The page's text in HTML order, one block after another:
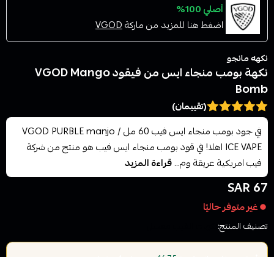
أصلي 100%
اضغط هنا للمزيد من ماركةVGOD
نكهه مانجو
نكهة بومب منجاء ايس من فيقود VGOD Mango
Bomb
(تقييمان)
في جود بومب منجاء ايس فيب 60 مل / VGOD PURBLE manjo
ICE VAPE اهلا! في قود بومب منجاء ايس فيب هو منتج من شركة
فيب امريكية عريقة وم...قراءة المزيد
67 SAR
غير متوفر حاليًا
تصنيف المنتج: